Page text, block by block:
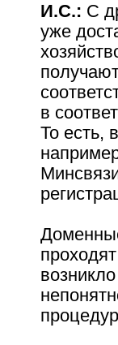
И.С.: С
уже
в
То есть,